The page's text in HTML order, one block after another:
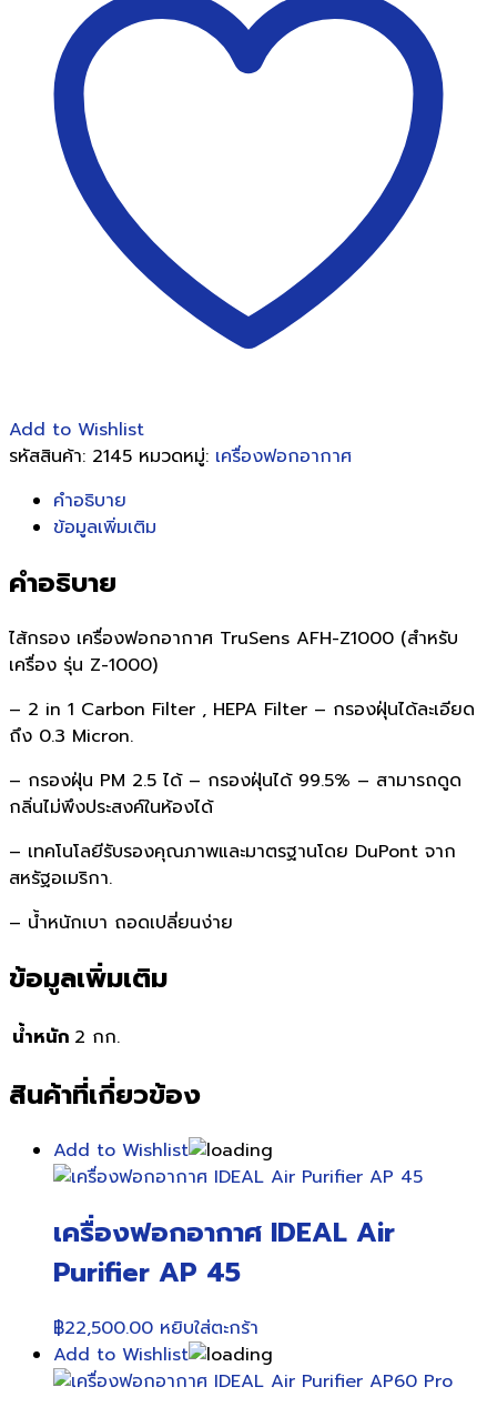
TruSens
Z1000
Add to Wishlist
รหัสสินค้า: 2145 หมวดหมู่: เครื่องฟอกอากาศ
คำอธิบาย
ข้อมูลเพิ่มเติม
คำอธิบาย
ไส้กรอง เครื่องฟอกอากาศ TruSens AFH-Z1000 (สำหรับ
เครื่อง รุ่น Z-1000)
– 2 in 1 Carbon Filter , HEPA Filter – กรองฝุ่นได้ละเอียด
ถึง 0.3 Micron.
– กรองฝุ่น PM 2.5 ได้ – กรองฝุ่นได้ 99.5% – สามารถดูด
กลิ่นไม่พึงประสงค์ในห้องได้
– เทคโนโลยีรับรองคุณภาพและมาตรฐานโดย DuPont จาก
สหรัฐอเมริกา.
– นํ้าหนักเบา ถอดเปลี่ยนง่าย
ข้อมูลเพิ่มเติม
น้ำหนัก 2 กก.
สินค้าที่เกี่ยวข้อง
Add to Wishlist
เครื่องฟอกอากาศ IDEAL Air
Purifier AP 45
฿22,500.00 หยิบใส่ตะกร้า
Add to Wishlist